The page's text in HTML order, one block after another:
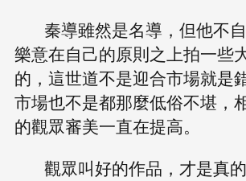
秦導雖然是名導，但他不
樂意在自己的原則之上拍一些
的，這世道不是迎合市場就是
市場也不是都那麼低俗不堪，
的觀眾審美一直在提高。
觀眾叫好的作品，才是真的